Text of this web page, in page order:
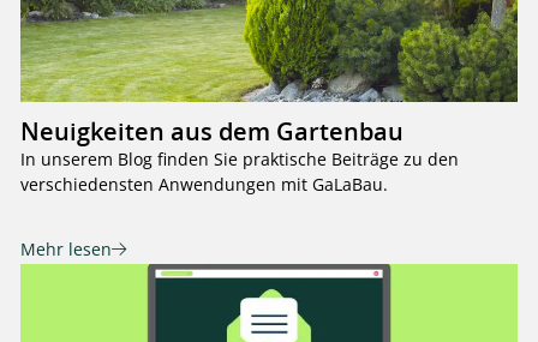
Neuigkeiten aus dem Gartenbau
In unserem Blog finden Sie praktische Beiträge zu den
verschiedensten Anwendungen mit GaLaBau.
Mehr lesen